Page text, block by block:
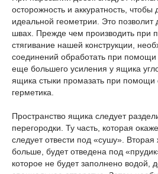
осторожность и аккуратность, чтобы
идеальной геометрии. Это позволит
швах. Прежде чем производить при
стягивание нашей конструкции,
соединений обработать при помощи
еще большего усиления у ящика
ящика стыки промазать при помощи
герметика.
Пространство ящика следует
перегородки. Ту часть, которая
следует отвести под «сушу». Вторая
больше, будет отведена под
которое не будет заполнено водой,